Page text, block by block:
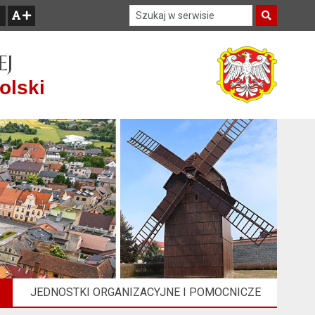
JEDNOSTKI ORGANIZACYJNE I POMOCNICZE